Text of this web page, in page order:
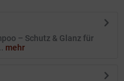
– Schutz & Glanz für
mehr